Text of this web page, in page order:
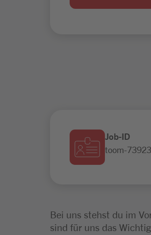
Job-ID
toom-73923
Bei uns stehst du im
sind für uns das